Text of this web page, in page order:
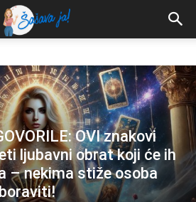
OVI znakovi
ljubavni obrat koji će ih
– nekima stiže osoba